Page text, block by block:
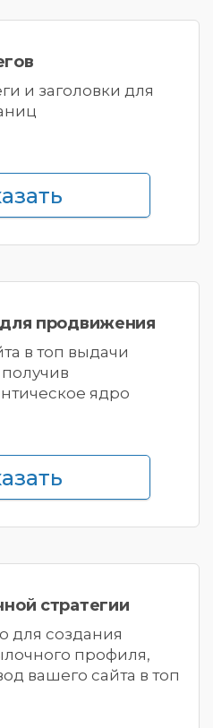
и заголовки для
для продвижения
в топ выдачи
ядро
стратегии
для создания
профиля,
вашего сайта в топ